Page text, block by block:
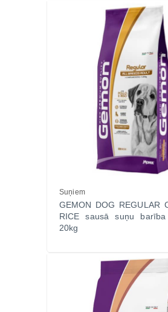
Suņiem
GEMON DOG REGULAR
RICE sausā suņu
20kg